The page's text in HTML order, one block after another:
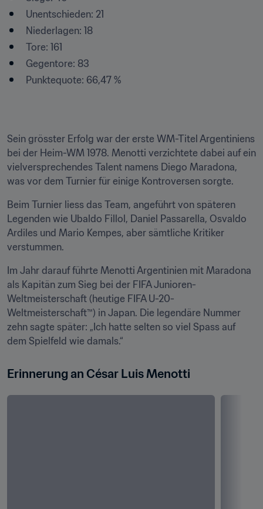
Unentschieden: 21
Niederlagen: 18
Tore: 161
Gegentore: 83
Punktequote: 66,47 %
Sein grösster Erfolg war der erste WM-Titel Argentiniens
bei der Heim-WM 1978. Menotti verzichtete dabei auf ein
vielversprechendes Talent namens Diego Maradona,
was vor dem Turnier für einige Kontroversen sorgte.
Beim Turnier liess das Team, angeführt von späteren
Legenden wie Ubaldo Fillol, Daniel Passarella, Osvaldo
Ardiles und Mario Kempes, aber sämtliche Kritiker
verstummen.
Im Jahr darauf führte Menotti Argentinien mit Maradona
als Kapitän zum Sieg bei der FIFA Junioren-
Weltmeisterschaft (heutige FIFA U-20-
Weltmeisterschaft™) in Japan. Die legendäre Nummer
zehn sagte später: „Ich hatte selten so viel Spass auf
dem Spielfeld wie damals.“
Erinnerung an César Luis Menotti